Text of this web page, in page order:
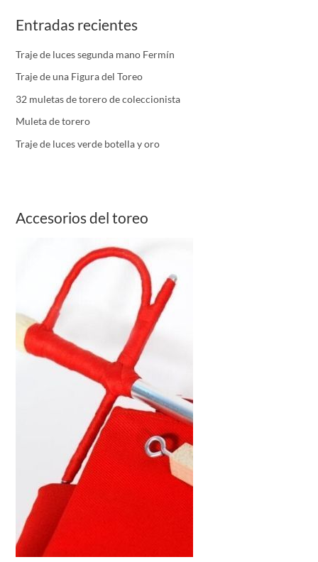
Entradas recientes
Traje de luces segunda mano Fermín
Traje de una Figura del Toreo
32 muletas de torero de coleccionista
Muleta de torero
Traje de luces verde botella y oro
Accesorios del toreo